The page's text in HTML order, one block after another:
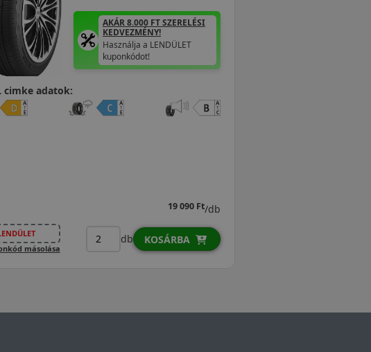
AKÁR 8.000 FT SZERELÉSI
KEDVEZMÉNY!
Használja a LENDÜLET
kuponkódot!
cimke adatok:
19 090 Ft/db
másolása
db KOSÁRBA